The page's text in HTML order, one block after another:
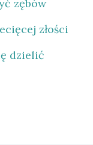
zębów
złości
dzielić